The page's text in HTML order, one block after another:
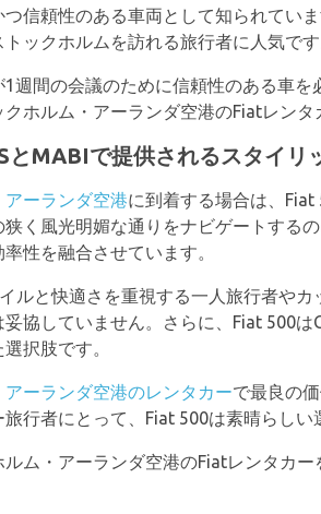
つ信頼性のある車両として知られてい
ックホルムを訪れる旅行者に人気です
1週間の会議のために信頼性のある車
ホルム・アーランダ空港のFiatレン
とMABIで提供されるスタイリ
アーランダ空港に到着する場合は、Fiat
く風光明媚な通りをナビゲートするの
性を融合させています。
ルと快適さを重視する一人旅行者や
協していません。さらに、Fiat 500
択肢です。
アーランダ空港のレンタカーで最良の
行者にとって、Fiat 500は素晴らしい
ム・アーランダ空港のFiatレンタカ